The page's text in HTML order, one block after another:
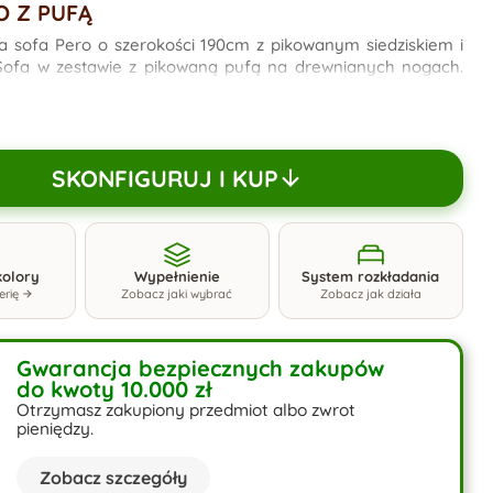
Z PUFĄ
sofa Pero o szerokości 190cm z pikowanym siedziskiem i
w zestawie z pikowaną pufą na drewnianych nogach.
użytkowanie i wygodę narożnika. Dodatkowo może
również jako stolik.
SKONFIGURUJ I KUP
Wypełnienie
Zobacz jaki wybrać
System rozkładania
Zobacz jak działa
Gwarancja bezpiecznych zakupów
do kwoty 10.000 zł
Otrzymasz zakupiony przedmiot albo zwrot
pieniędzy.
Zobacz szczegóły